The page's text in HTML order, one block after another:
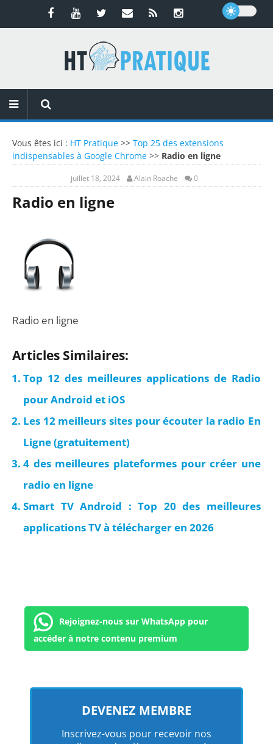
Vous êtes ici : HT Pratique >> Top 25 des extensions
indispensables à Google Chrome >> Radio en ligne
juillet 18, 2024 Alain Roache 0
Radio en ligne
Radio en ligne
Articles Similaires:
Top 12 des meilleures applications de Radio
pour Android et iOS
Les 12 meilleurs sites pour écouter la radio En
Ligne (gratuitement)
4 des meilleures plateformes pour créer une
radio en ligne
Smart TV Android : Top 20 des meilleures
applications TV à télécharger en 2026
Rejoignez-nous sur WhatsApp pour
accéder à notre contenu premium
DEVENEZ MEMBRE
Inscrivez-vous pour recevoir nos